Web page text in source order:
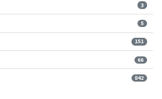
3
5
151
66
842